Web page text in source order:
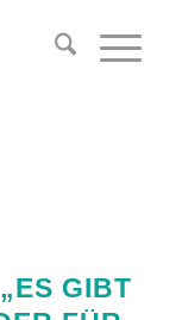
GIBT